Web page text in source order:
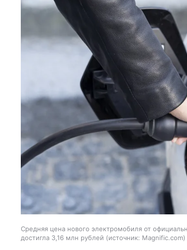
Средняя цена нового электромобиля от
достигла 3,16 млн рублей
источник: Magnific.com